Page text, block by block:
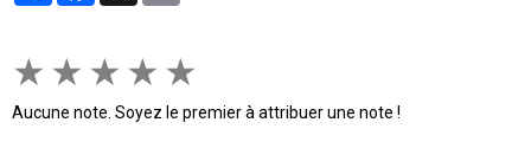
★ ★ ★ ★ ★
Aucune note. Soyez le premier à attribuer une note !